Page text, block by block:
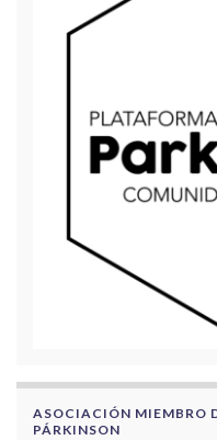
ASOCIACIÓN MIEMBRO
PÁRKINSON